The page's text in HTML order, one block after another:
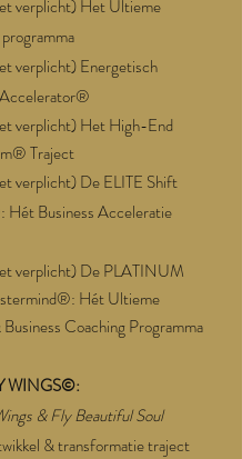
verplicht) Het Ultieme
verplicht) Energetisch
verplicht) Het High-End
Traject
verplicht) De ELITE Shift
Business Acceleratie
verplicht) De PLATINUM
Hét Ultieme
Coaching Programma
WINGS©:
& Fly Beautiful Soul
& transformatie traject